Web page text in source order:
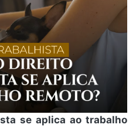
se aplica ao trabalho